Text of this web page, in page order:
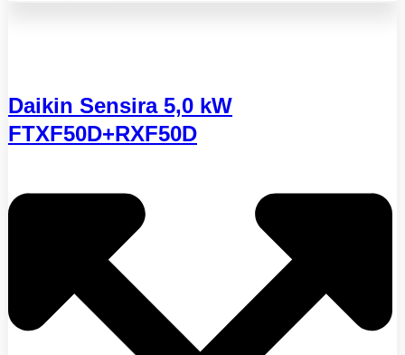
Daikin Sensira 5,0 kW
FTXF50D+RXF50D